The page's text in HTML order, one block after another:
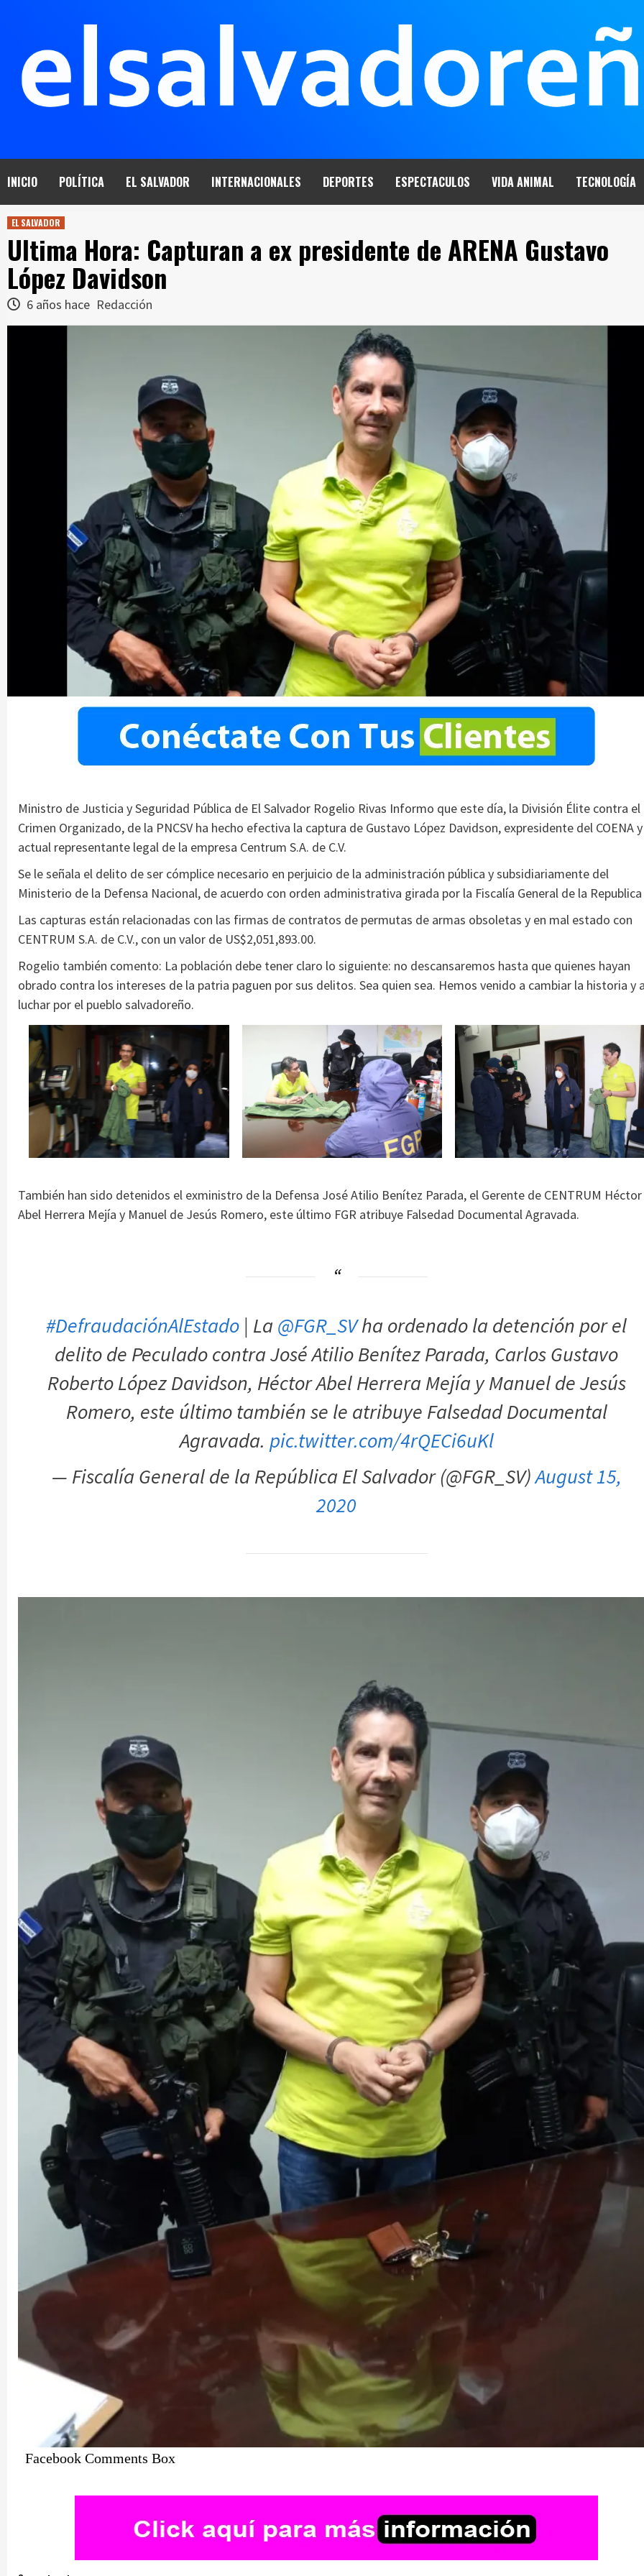
INICIO POLÍTICA EL SALVADOR INTERNACIONALES DEPORTES ESPECTACULOS VIDA ANIMAL TECNOLOGÍA
EL SALVADOR
Ultima Hora: Capturan a ex presidente de ARENA Gustavo
López Davidson
6 años hace Redacción
Ministro de Justicia y Seguridad Pública de El Salvador Rogelio Rivas Informo que este día, la División Élite contra el
Crimen Organizado, de la PNCSV ha hecho efectiva la captura de Gustavo López Davidson, expresidente del COENA y
actual representante legal de la empresa Centrum S.A. de C.V.
Se le señala el delito de ser cómplice necesario en perjuicio de la administración pública y subsidiariamente del
Ministerio de la Defensa Nacional, de acuerdo con orden administrativa girada por la Fiscalía General de la Republica
Las capturas están relacionadas con las firmas de contratos de permutas de armas obsoletas y en mal estado con
CENTRUM S.A. de C.V., con un valor de US$2,051,893.00.
Rogelio también comento: La población debe tener claro lo siguiente: no descansaremos hasta que quienes hayan
obrado contra los intereses de la patria paguen por sus delitos. Sea quien sea. Hemos venido a cambiar la historia y
luchar por el pueblo salvadoreño.
También han sido detenidos el exministro de la Defensa José Atilio Benítez Parada, el Gerente de CENTRUM Héctor
Abel Herrera Mejía y Manuel de Jesús Romero, este último FGR atribuye Falsedad Documental Agravada.
#DefraudaciónAlEstado | La @FGR_SVha ordenado la detención por el
delito de Peculado contra José Atilio Benítez Parada, Carlos Gustavo
Roberto López Davidson, Héctor Abel Herrera Mejía y Manuel de Jesús
Romero, este último también se le atribuye Falsedad Documental
Agravada. pic.twitter.com/4rQECi6uKl
— Fiscalía General de la República El Salvador (@FGR_SV)August 15,
2020
Facebook Comments Box